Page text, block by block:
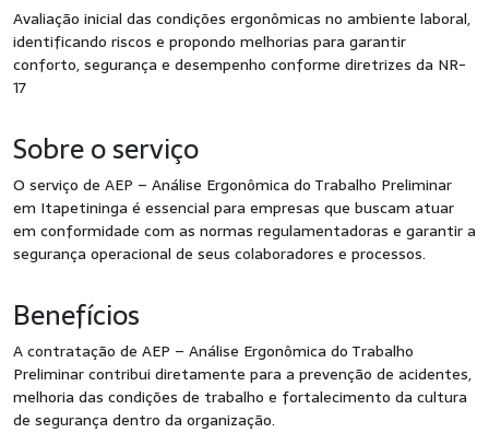
Avaliação inicial das condições ergonômicas no ambiente laboral,
identificando riscos e propondo melhorias para garantir
conforto, segurança e desempenho conforme diretrizes da NR-
17
Sobre o serviço
O serviço de AEP – Análise Ergonômica do Trabalho Preliminar
em Itapetininga é essencial para empresas que buscam atuar
em conformidade com as normas regulamentadoras e garantir a
segurança operacional de seus colaboradores e processos.
Benefícios
A contratação de AEP – Análise Ergonômica do Trabalho
Preliminar contribui diretamente para a prevenção de acidentes,
melhoria das condições de trabalho e fortalecimento da cultura
de segurança dentro da organização.